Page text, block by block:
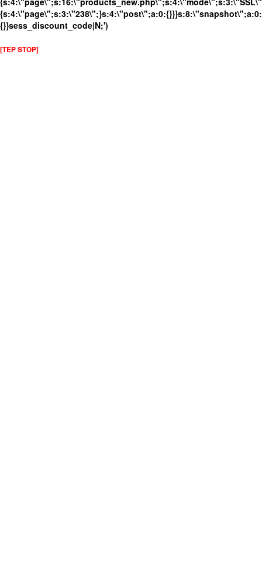
{s:4:\"page\";s:3:\"238\";}s:4:\"post\";a:0:{}}}s:8:\"snapshot\";a:0:
{}}sess_discount_code|N;')
[TEP STOP]